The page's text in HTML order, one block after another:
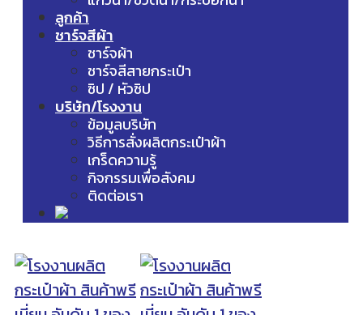
ลูกค้า
ชาร์จสีผ้า
ชาร์จผ้า
ชาร์จสีสายกระเป๋า
ซิป / หัวซิป
บริษัท/โรงงาน
ข้อมูลบริษัท
วิธีการสั่งผลิตกระเป๋าผ้า
เกร็ดความรู้
กิจกรรมเพื่อสังคม
ติดต่อเรา